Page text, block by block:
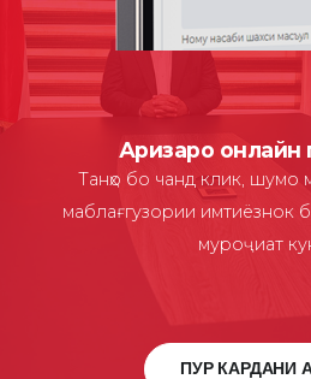
Аризаро онлайн
Танҳо бо чанд клик, шумо
маблағгузории имтиёзнок
муроҷиат
ПУР КАРДАНИ